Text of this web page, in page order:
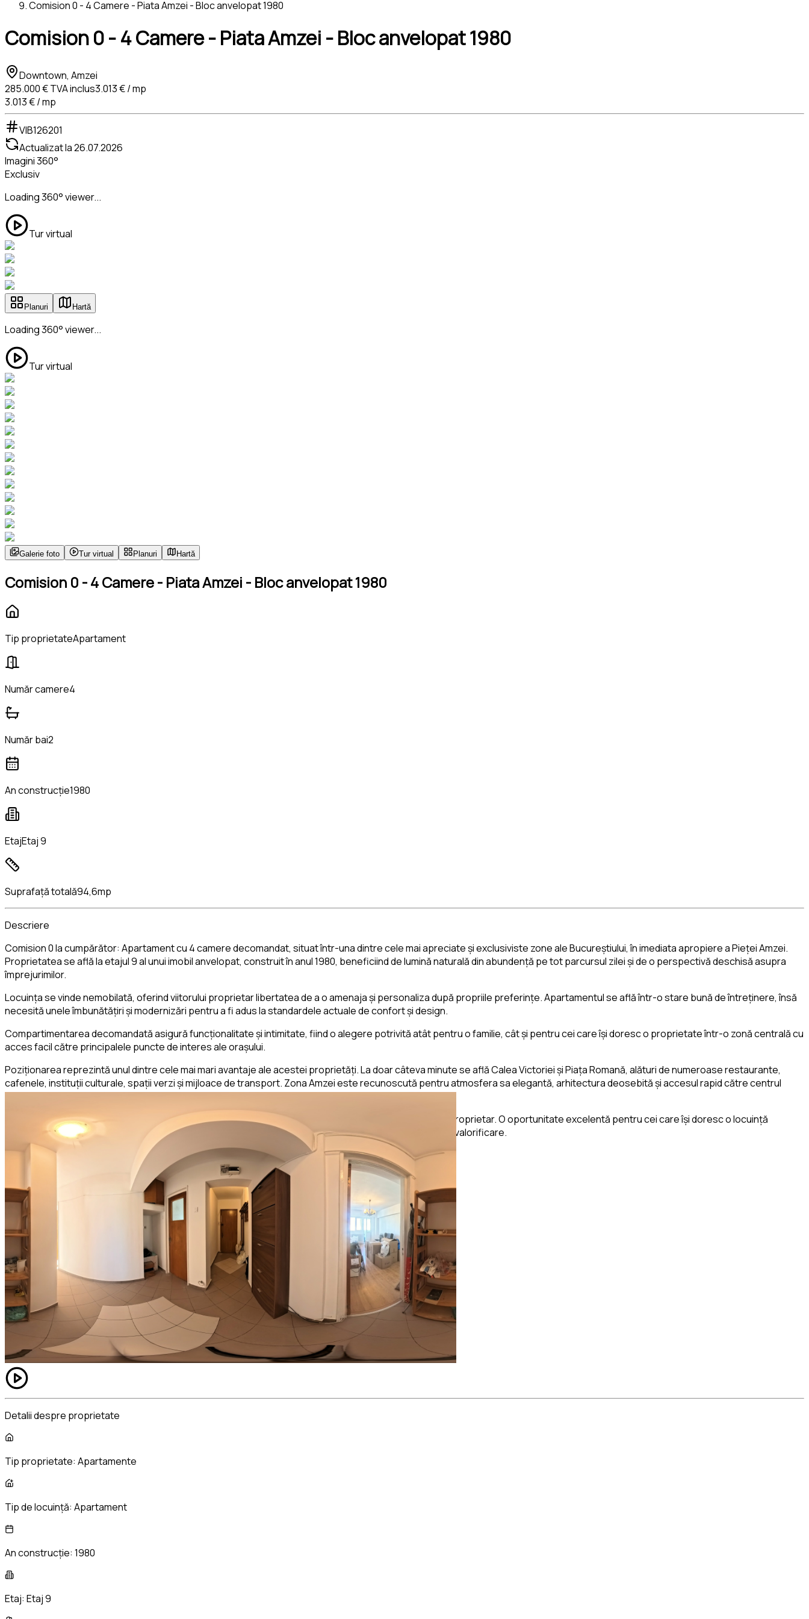
Comision 0 - 4 Camere - Piata Amzei - Bloc anvelopat 1980
Comision 0 - 4 Camere - Piata Amzei - Bloc anvelopat 1980
Downtown, Amzei
285.000 €TVA inclus3.013 € / mp
3.013 € / mp
VIB126201
Actualizat la26.07.2026
Imagini 360°
Exclusiv
Loading 360° viewer...
Tur virtual
Planuri Hartă
Loading 360° viewer...
Tur virtual
Galerie foto Tur virtual Planuri Hartă
Comision 0 - 4 Camere - Piata Amzei - Bloc anvelopat 1980
Tip proprietateApartament
Număr camere4
Număr bai2
An construcție1980
EtajEtaj 9
Suprafață totală94,6mp
Descriere
Comision 0 la cumpărător: Apartament cu 4 camere decomandat, situat într-una dintre cele mai apreciate și exclusiviste zone ale Bucureștiului, în imediata apropiere a Pieței Amzei.
Proprietatea se află la etajul 9 al unui imobil anvelopat, construit în anul 1980, beneficiind de lumină naturală din abundență pe tot parcursul zilei și de o perspectivă deschisă asupra
împrejurimilor.
Locuința se vinde nemobilată, oferind viitorului proprietar libertatea de a o amenaja și personaliza după propriile preferințe. Apartamentul se află într-o stare bună de întreținere, însă
necesită unele îmbunătățiri și modernizări pentru a fi adus la standardele actuale de confort și design.
Compartimentarea decomandată asigură funcționalitate și intimitate, fiind o alegere potrivită atât pentru o familie, cât și pentru cei care își doresc o proprietate într-o zonă centrală cu
acces facil către principalele puncte de interes ale orașului.
Poziționarea reprezintă unul dintre cele mai mari avantaje ale acestei proprietăți. La doar câteva minute se află Calea Victoriei și Piața Romană, alături de numeroase restaurante,
cafenele, instituții culturale, spații verzi și mijloace de transport. Zona Amzei este recunoscută pentru atmosfera sa elegantă, arhitectura deosebită și accesul rapid către centrul
Capitalei.
Apartamentul este liber și disponibil imediat, fiind pregătit pentru vânzare și predare rapidă către noul proprietar. O oportunitate excelentă pentru cei care își doresc o locuință
spațioasă într-o locație premium sau pentru investitorii care caută o proprietate cu potențial ridicat de valorificare.
Detalii despre proprietate
Tip proprietate: Apartamente
Tip de locuință: Apartament
An construcție: 1980
Etaj: Etaj 9